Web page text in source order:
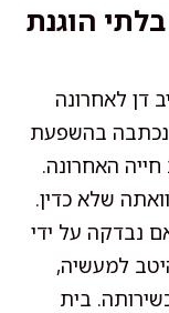
הוגנת
דן לאחרונה
נכתבה בהשפעת
האחרונה.
שלא כדין.
נבדקה על ידי
למעשיה,
בית